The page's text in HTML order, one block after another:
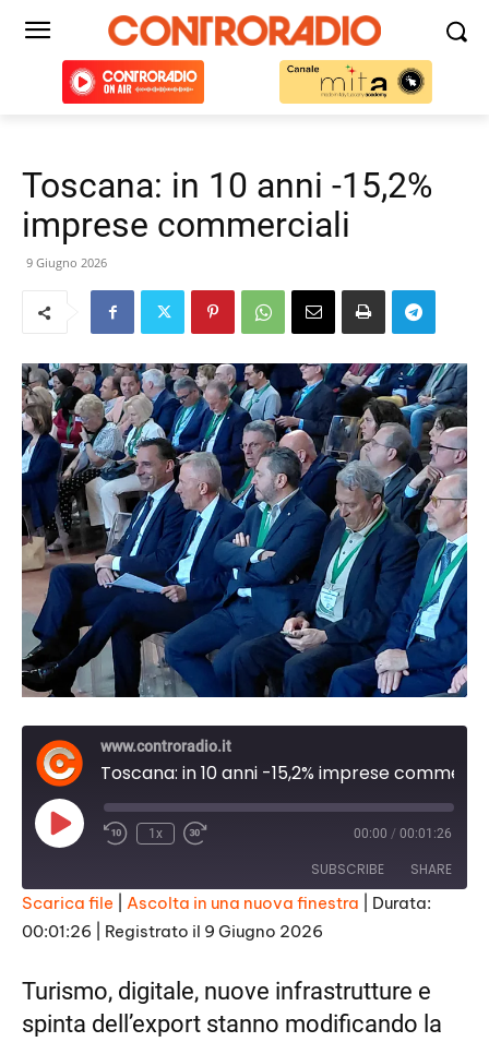
Toscana: in 10 anni -15,2%
imprese commerciali
9 Giugno 2026
www.controradio.it
Play
Episode
1x 00:00 / 00:01:26
SUBSCRIBE SHARE
SHARE
LINK
EMBED
Scarica file Ascolta in una nuova finestra
Durata:
00:01:26
Registrato il 9 Giugno 2026
Turismo, digitale, nuove infrastrutture e
spinta dell’export stanno modificando la